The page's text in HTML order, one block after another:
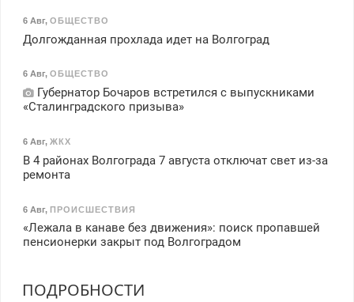
6 Авг, ОБЩЕСТВО
Долгожданная прохлада идет на Волгоград
6 Авг, ОБЩЕСТВО
Губернатор Бочаров встретился с выпускниками
«Сталинградского призыва»
6 Авг, ЖКХ
В 4 районах Волгограда 7 августа отключат свет из-за
ремонта
6 Авг, ПРОИСШЕСТВИЯ
«Лежала в канаве без движения»: поиск пропавшей
пенсионерки закрыт под Волгоградом
ПОДРОБНОСТИ